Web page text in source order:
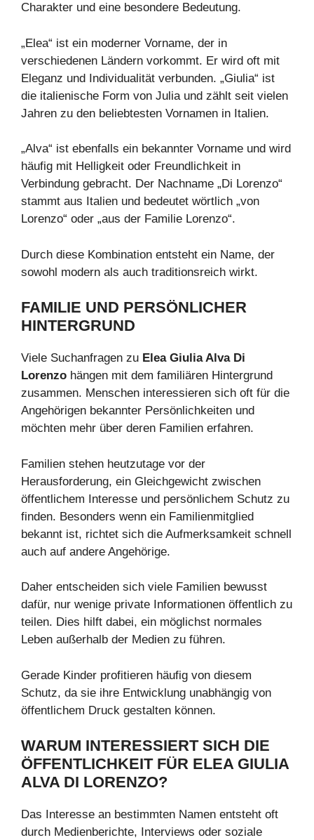
Charakter und eine besondere Bedeutung.
„Elea“ ist ein moderner Vorname, der in
verschiedenen Ländern vorkommt. Er wird oft mit
Eleganz und Individualität verbunden. „Giulia“ ist
die italienische Form von Julia und zählt seit vielen
Jahren zu den beliebtesten Vornamen in Italien.
„Alva“ ist ebenfalls ein bekannter Vorname und wird
häufig mit Helligkeit oder Freundlichkeit in
Verbindung gebracht. Der Nachname „Di Lorenzo“
stammt aus Italien und bedeutet wörtlich „von
Lorenzo“ oder „aus der Familie Lorenzo“.
Durch diese Kombination entsteht ein Name, der
sowohl modern als auch traditionsreich wirkt.
FAMILIE UND PERSÖNLICHER
HINTERGRUND
Viele Suchanfragen zu Elea Giulia Alva Di
Lorenzo hängen mit dem familiären Hintergrund
zusammen. Menschen interessieren sich oft für die
Angehörigen bekannter Persönlichkeiten und
möchten mehr über deren Familien erfahren.
Familien stehen heutzutage vor der
Herausforderung, ein Gleichgewicht zwischen
öffentlichem Interesse und persönlichem Schutz zu
finden. Besonders wenn ein Familienmitglied
bekannt ist, richtet sich die Aufmerksamkeit schnell
auch auf andere Angehörige.
Daher entscheiden sich viele Familien bewusst
dafür, nur wenige private Informationen öffentlich zu
teilen. Dies hilft dabei, ein möglichst normales
Leben außerhalb der Medien zu führen.
Gerade Kinder profitieren häufig von diesem
Schutz, da sie ihre Entwicklung unabhängig von
öffentlichem Druck gestalten können.
WARUM INTERESSIERT SICH DIE
ÖFFENTLICHKEIT FÜR ELEA GIULIA
ALVA DI LORENZO?
Das Interesse an bestimmten Namen entsteht oft
durch Medienberichte, Interviews oder soziale